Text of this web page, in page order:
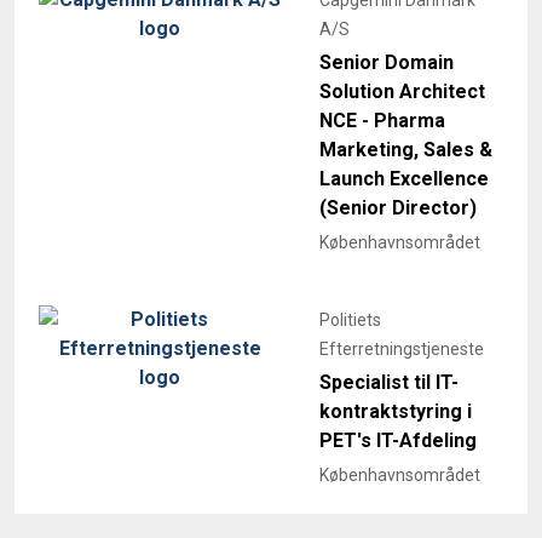
A/S
Senior Domain
Solution Architect
NCE - Pharma
Marketing, Sales &
Launch Excellence
(Senior Director)
Københavnsområdet
Politiets
Efterretningstjeneste
Specialist til IT-
kontraktstyring i
PET's IT-Afdeling
Københavnsområdet